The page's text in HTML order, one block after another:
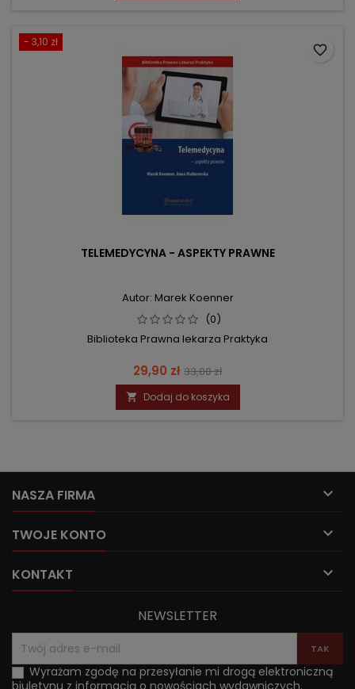
- 3,10 zł
TELEMEDYCYNA - ASPEKTY PRAWNE
Autor: Marek Koenner
(0)
Biblioteka Prawna lekarza Praktyka
Cena
29,90 zł Cena
podstawowa
33,00 zł
 Dodaj do koszyka
favorite_border
NASZA FIRMA 
TWOJE KONTO 
KONTAKT 
NEWSLETTER
Wyrażam zgodę na przesyłanie mi drogą elektroniczną